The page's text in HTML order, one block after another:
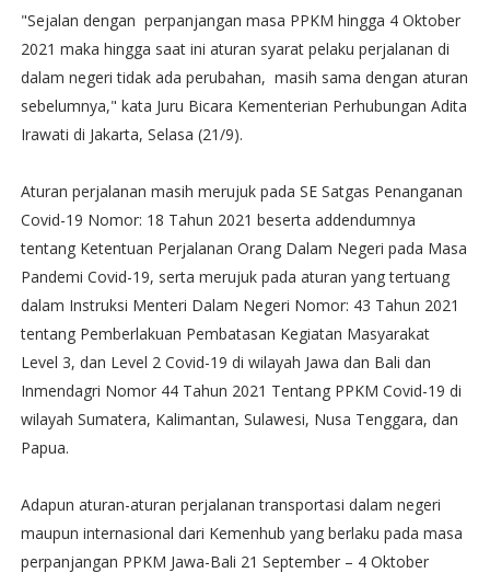
"Sejalan dengan perpanjangan masa PPKM hingga 4 Oktober
2021 maka hingga saat ini aturan syarat pelaku perjalanan di
dalam negeri tidak ada perubahan, masih sama dengan aturan
sebelumnya," kata Juru Bicara Kementerian Perhubungan Adita
Irawati di Jakarta, Selasa (21/9).
Aturan perjalanan masih merujuk pada SE Satgas Penanganan
Covid-19 Nomor: 18 Tahun 2021 beserta addendumnya
tentang Ketentuan Perjalanan Orang Dalam Negeri pada Masa
Pandemi Covid-19, serta merujuk pada aturan yang tertuang
dalam Instruksi Menteri Dalam Negeri Nomor: 43 Tahun 2021
tentang Pemberlakuan Pembatasan Kegiatan Masyarakat
Level 3, dan Level 2 Covid-19 di wilayah Jawa dan Bali dan
Inmendagri Nomor 44 Tahun 2021 Tentang PPKM Covid-19 di
wilayah Sumatera, Kalimantan, Sulawesi, Nusa Tenggara, dan
Papua.
Adapun aturan-aturan perjalanan transportasi dalam negeri
maupun internasional dari Kemenhub yang berlaku pada masa
perpanjangan PPKM Jawa-Bali 21 September – 4 Oktober